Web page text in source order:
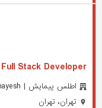
Full Stack Developer
اطلس پیمایش | Atlas Peymayesh
تهران، تهران